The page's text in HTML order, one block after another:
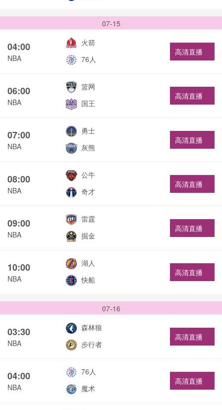
07-15
04:00
NBA
火箭
76人
高清直播
06:00
NBA
篮网
国王
高清直播
07:00
NBA
勇士
灰熊
高清直播
08:00
NBA
公牛
奇才
高清直播
09:00
NBA
雷霆
掘金
高清直播
10:00
NBA
湖人
快船
高清直播
07-16
03:30
NBA
森林狼
步行者
高清直播
04:00
NBA
76人
魔术
高清直播